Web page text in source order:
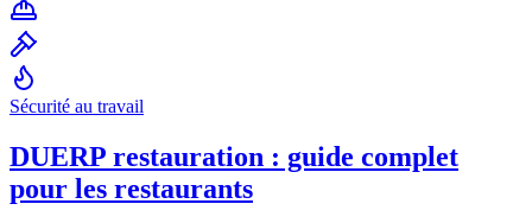
Sécurité au travail
DUERP restauration : guide complet
pour les restaurants